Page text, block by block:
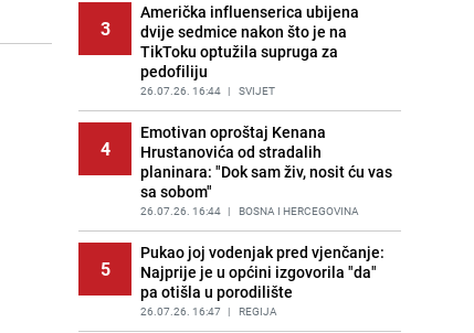
14
Jedan od najvećih gradova nije na
listi: Ovo su lokacije prvih Lidl
prodavnica u BiH
PRIJE 1 DAN | BOSNA I HERCEGOVINA
15
Konakoviću stigle "nevjerovatne
poruke" iz HDZ-a: "Ne šalim se"
PRIJE OKO 23H | BOSNA I HERCEGOVINA
3
Američka influenserica ubijena
dvije sedmice nakon što je na
TikToku optužila supruga za
pedofiliju
26.07.26. 16:44 | SVIJET
4
Emotivan oproštaj Kenana
Hrustanovića od stradalih
planinara: "Dok sam živ, nosit ću vas
sa sobom"
26.07.26. 16:44 | BOSNA I HERCEGOVINA
5
Pukao joj vodenjak pred vjenčanje:
Najprije je u općini izgovorila "da"
pa otišla u porodilište
26.07.26. 16:47 | REGIJA